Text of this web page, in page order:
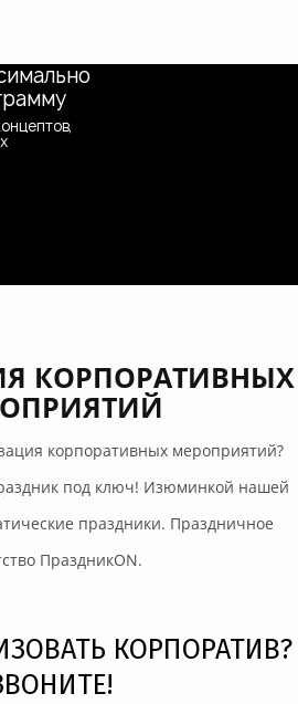
КОРПОРАТИВНЫХ
корпоративных мероприятий?
под ключ! Изюминкой нашей
праздники. Праздничное
ПраздникON.
КОРПОРАТИВ?